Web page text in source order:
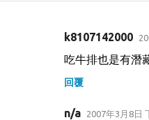
k8107142000
吃牛排也是有潛
回覆
n/a 2007年3月8日